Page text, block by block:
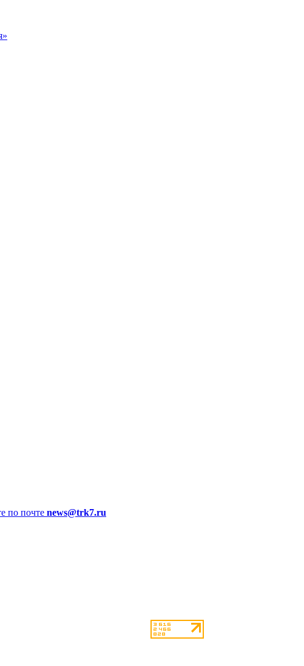
по почте news@trk7.ru